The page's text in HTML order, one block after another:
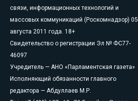
связи, информационных технологий и
массовых коммуникаций (Роскомнадзор) 05
августа 2011 года. 18+
Свидетельство о регистрации Эл № ФС77-
46097
Учредитель — АНО «Парламентская газета»
Исполняющий обязанности главного
редактора — Абдуллаев М.Р.